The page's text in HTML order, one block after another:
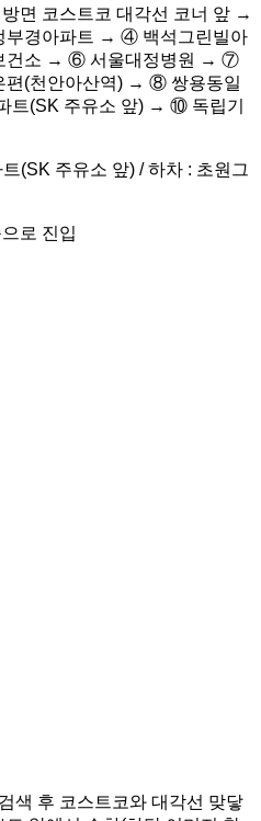
면 코스트코 대각선 코너 앞 →
경아파트 → ④ 백석그린빌아
건소 → ⑥ 서울대정병원 → ⑦
편(천안아산역) → ⑧ 쌍용동일
(SK 주유소 앞) → ⑩ 독립기
(SK 주유소 앞) / 하차 : 초원그
로 진입
색 후 코스트코와 대각선 맞닿